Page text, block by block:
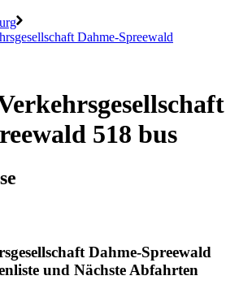
Dahme-Spreewald
518 bus
Dahme-Spreewald
und Nächste Abfahrten